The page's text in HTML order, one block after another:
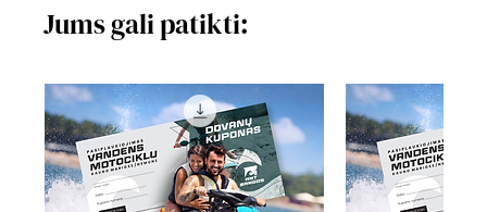
Jums gali patikti: